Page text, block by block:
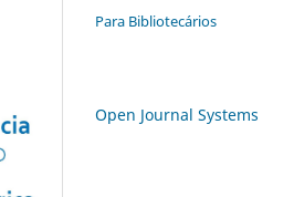
Para Bibliotecários
Open Journal Systems